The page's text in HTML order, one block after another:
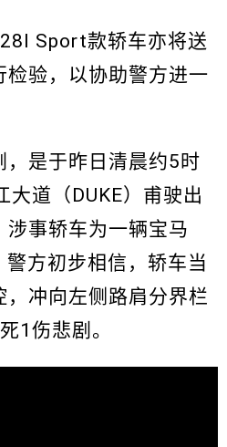
Sport款轿车亦将送
验，以协助警方进一
，是于昨日清晨约5时
大道（DUKE）甫驶出
事轿车为一辆宝马
方初步相信，轿车当
，冲向左侧路肩分界栏
1伤悲剧。